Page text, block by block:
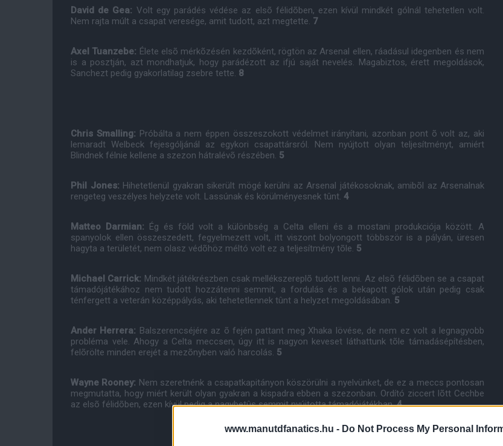
www.manutdfanatics.hu - Do Not Process My Personal
David de Gea: Volt egy parádés védése az elsõ félidõben, ezen kívül mindkét gólnál tehetetlen volt.
Nem rajta múlt a csapat veresége, amit tudott, azt megtette. 7
Axel Tuanzebe: Élete elsõ mérkõzésén kezdõként, rögtön az Arsenal ellen, ráadásul idegenben és nem
is a posztján, azt mondhatjuk, hogy parádézott az ifjú saját nevelés. Magabiztos, érett megoldások,
Sanchezt pedig gyakorlatilag zsebre tette. 8
Chris Smalling: Próbálta a nem éppen összeszokott védelmet irányítani, azonban pont õ volt az, aki
lemaradt Welbeck fejesgóljánál az egykori csapattársról. Nem nyújtott olyan teljesítményt, amiért
Blindnek félnie kellene a szezon hátralévõ részében. 5
Phil Jones: Hihetetlenül gyakran sikerült mögé kerülni az Arsenal játékosoknak, amibõl az Arsenalnak
rengeteg veszélyes helyzete volt. Lassúnak és körülményesnek tûnt. 4
Matteo Darmian: Ég és föld volt a különbség a Celta elleni és a mostani produkciója között. A
spanyolok ellen összeszedett, fegyelmezett volt, itt viszont bolyongott többször is a pályán, üresen
hagyta a területét, nem olasz védõhöz méltó volt ez a teljesítmény tõle. 5
Michael Carrick: Mindkét játékrészben csak mellékszereplõ tudott lenni. Az elsõ félidõben se a csapat
támadójátékához nem tudott hozzátenni semmit, a fordulás és a bekapott gólok után pedig csak
ténfergett a veterán középpályás, aki tehetetlennek tûnt a helyzet megoldásában. 5
Ander Herrera: Balszerencséjére az õ fején pattant meg Xhaka lövése, de nem ez volt a legnagyobb
probléma vele. Ahogy a Celta meccsen, úgy itt is nagyon keveset láthattunk tõle támadásépítésben,
felõrölte minden erejét a mezõnyben való harcolás. 5
Wayne Rooney: Nem szeretnénk a csapatkapitányon köszörülni a nyelvünket, de ez a meccs pontosan
megmutatta, hogy miért került olyan gyakran a kispadra ebben a szezonban. Ordító ziccert lõtt Cechbe
az elsõ félidõben, ezen kívül pedig a nagybetûs semmit nyújtotta támadójátékban.4